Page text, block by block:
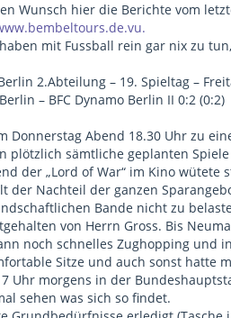
Wunsch hier die Berichte vom
mit Fussball rein gar nix zu
2.Abteilung – 19. Spieltag –
– BFC Dynamo Berlin II 0:2 (0:2)
Donnerstag Abend 18.30 Uhr zu
plötzlich sämtliche geplanten
der „Lord of War“ im Kino
der Nachteil der ganzen
Bande nicht zu
von Herrn Gross. Bis
noch schnelles Zughopping und
Sitze und auch sonst hatte
Uhr morgens in der
sehen was sich so findet.